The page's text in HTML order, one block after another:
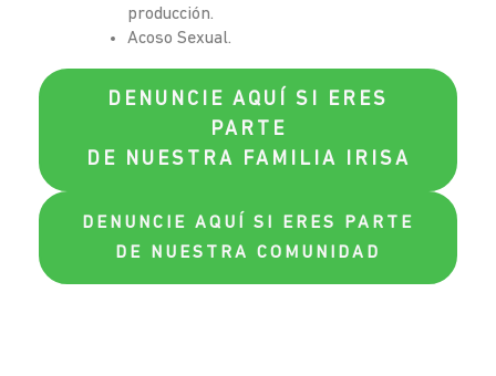
producción.
Acoso Sexual.
DENUNCIE AQUÍ SI ERES
PARTE
DE NUESTRA FAMILIA IRISA
DENUNCIE AQUÍ SI ERES PARTE
DE NUESTRA COMUNIDAD